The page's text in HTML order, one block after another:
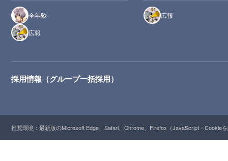
全年齢
広報
広報
採用情報（グループ一括採用）
推奨環境：最新版のMicrosoft Edge、Safari、Chrome、Firefox（JavaScript・Cookie